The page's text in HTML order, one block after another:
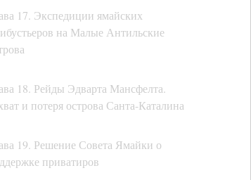
17. Экспедиции ямайских
на Малые Антильские
18. Рейды Эдварта Мансфелта.
и потеря острова Санта-Каталина
19. Решение Совета Ямайки о
приватиров